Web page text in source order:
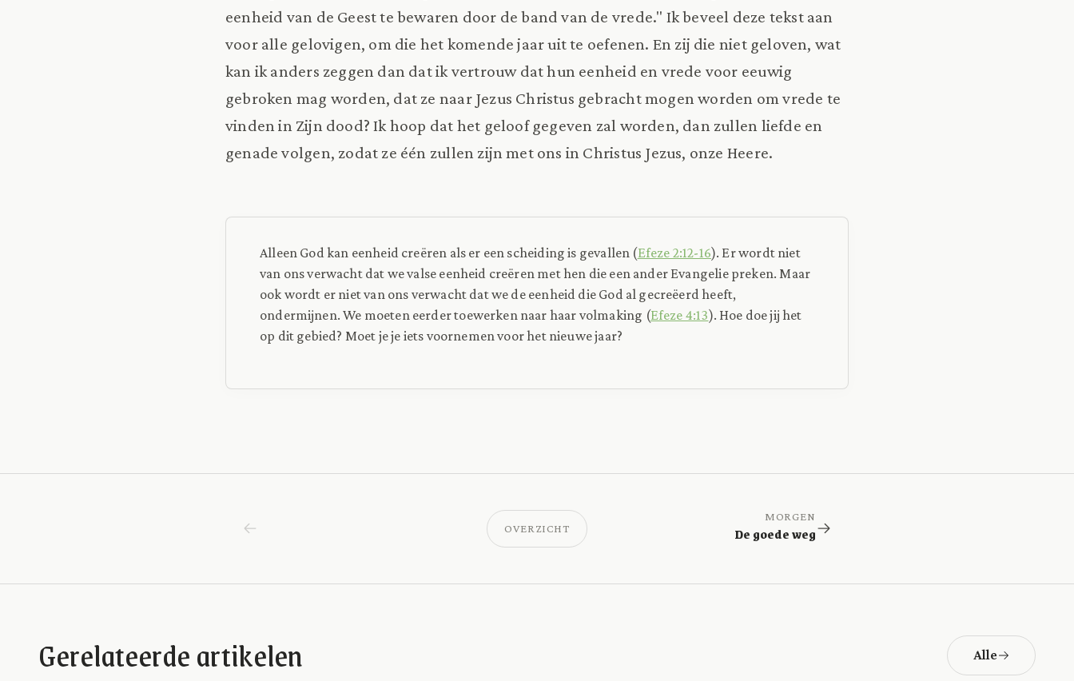
eenheid van de Geest te bewaren door de band van de vrede." Ik beveel deze tekst aan
voor alle gelovigen, om die het komende jaar uit te oefenen. En zij die niet geloven, wat
kan ik anders zeggen dan dat ik vertrouw dat hun eenheid en vrede voor eeuwig
gebroken mag worden, dat ze naar Jezus Christus gebracht mogen worden om vrede te
vinden in Zijn dood? Ik hoop dat het geloof gegeven zal worden, dan zullen liefde en
genade volgen, zodat ze één zullen zijn met ons in Christus Jezus, onze Heere.
Alleen God kan eenheid creëren als er een scheiding is gevallen (Efeze 2:12-16). Er wordt niet
van ons verwacht dat we valse eenheid creëren met hen die een ander Evangelie preken. Maar
ook wordt er niet van ons verwacht dat we de eenheid die God al gecreëerd heeft,
ondermijnen. We moeten eerder toewerken naar haar volmaking (Efeze 4:13). Hoe doe jij het
op dit gebied? Moet je je iets voornemen voor het nieuwe jaar?
OVERZICHT
MORGEN
De goede weg
Gerelateerde artikelen Alle